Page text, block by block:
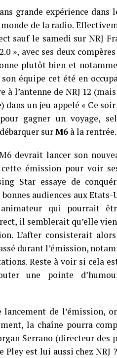
grande expérience dans
de la radio.
sauf le samedi sur NRJ
», avec ses deux
plutôt bien et
équipe cet été en
l’antenne de NRJ 12
un jeu appelé « Ce
gagner un voyage,
surM6 à la rentrée.
devrait lancer son
émission pour voir
Star essaye de
audiences aux
animateur qui pourrait
il semblerait qu’elle
L’after consisterait
durant l’émission,
Reste à voir si cela
une pointe
de l’émission,
la chaîne pourra
Serrano (directeur des
est lui aussi chez NRJ